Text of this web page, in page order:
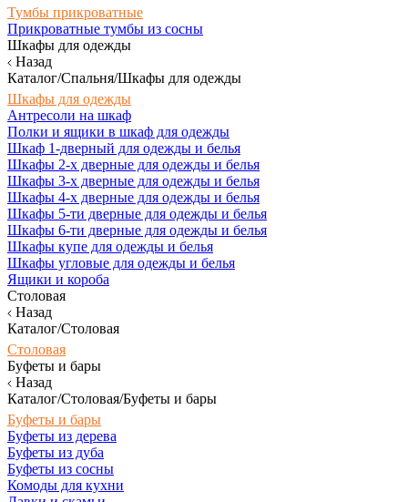
Тумбы прикроватные
Прикроватные тумбы из сосны
Шкафы для одежды
Назад
Каталог/Спальня/Шкафы для одежды
Шкафы для одежды
Антресоли на шкаф
Полки и ящики в шкаф для одежды
Шкаф 1-дверный для одежды и белья
Шкафы 2-х дверные для одежды и белья
Шкафы 3-х дверные для одежды и белья
Шкафы 4-х дверные для одежды и белья
Шкафы 5-ти дверные для одежды и белья
Шкафы 6-ти дверные для одежды и белья
Шкафы купе для одежды и белья
Шкафы угловые для одежды и белья
Ящики и короба
Столовая
Назад
Каталог/Столовая
Столовая
Буфеты и бары
Назад
Каталог/Столовая/Буфеты и бары
Буфеты и бары
Буфеты из дерева
Буфеты из дуба
Буфеты из сосны
Комоды для кухни